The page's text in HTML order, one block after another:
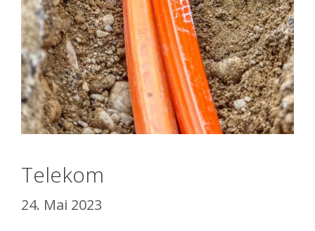
Telekom
24. Mai 2023